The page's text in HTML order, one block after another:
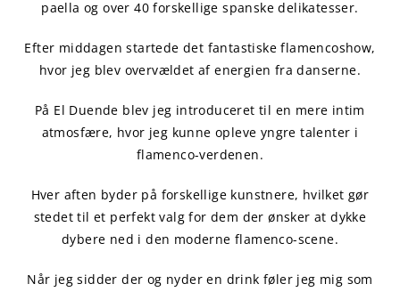
paella og over 40 forskellige spanske delikatesser.
Efter middagen startede det fantastiske flamencoshow,
hvor jeg blev overvældet af energien fra danserne.
På El Duende blev jeg introduceret til en mere intim
atmosfære, hvor jeg kunne opleve yngre talenter i
flamenco-verdenen.
Hver aften byder på forskellige kunstnere, hvilket gør
stedet til et perfekt valg for dem der ønsker at dykke
dybere ned i den moderne flamenco-scene.
Når jeg sidder der og nyder en drink føler jeg mig som